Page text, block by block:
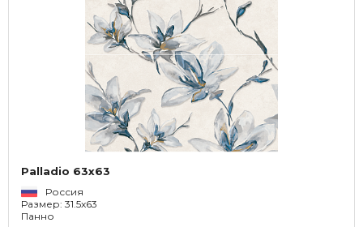
Palladio 63x63
Россия
Размер: 31.5x63
Панно